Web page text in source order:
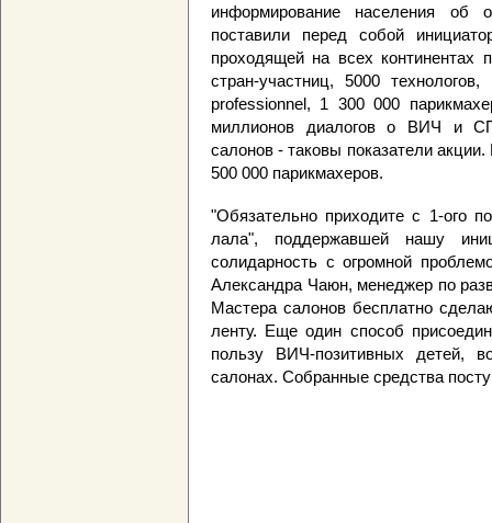
информирование населения об
поставили перед собой
проходящей на всех
стран-участниц, 5000
professionnel, 1 300 000
миллионов диалогов о ВИЧ и
салонов - таковы показатели
500 000 парикмахеров.
"Обязательно приходите с 1-ого
лала", поддержавшей нашу
солидарность с огромной
Александра Чаюн, менеджер по
Мастера салонов бесплатно
ленту. Еще один способ
пользу ВИЧ-позитивных детей,
салонах. Собранные средства